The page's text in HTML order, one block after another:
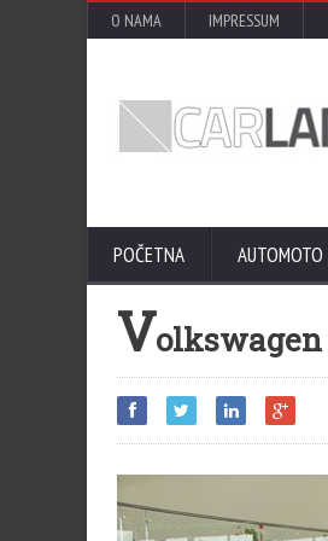
O NAMA IMPRESSUM
POČETNA AUTOMOTO
V